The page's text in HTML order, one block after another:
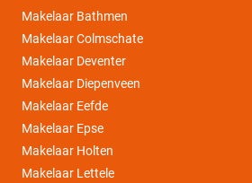
Makelaar Bathmen
Makelaar Colmschate
Makelaar Deventer
Makelaar Diepenveen
Makelaar Eefde
Makelaar Epse
Makelaar Holten
Makelaar Lettele